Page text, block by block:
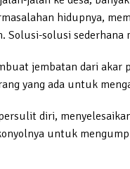
hidupnya,
Solusi-solusi sederhana
jembatan dari akar
yang ada untuk
diri,
untuk